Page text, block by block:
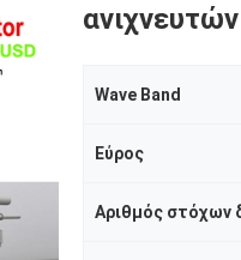
Wave Band
Εύρος